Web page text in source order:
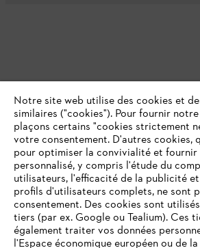
Notre site web utilise des cookies et
similaires ("cookies"). Pour fournir
plaçons certains "cookies strictement
votre consentement. D'autres cookies,
pour optimiser la convivialité et fournir
personnalisé, y compris l'étude du
utilisateurs, l'efficacité de la publicité
profils d'utilisateurs complets, ne sont
consentement. Des cookies sont
tiers (par ex. Google ou Tealium). Ces
également traiter vos données
l'Espace économique européen ou de la